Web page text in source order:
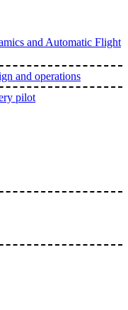
and Automatic Flight
and operations
pilot